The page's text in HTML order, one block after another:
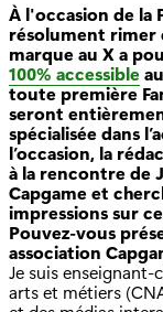
:
À l'occasion de la
résolument rimer
marque au X a
100% accessible
toute première
seront
spécialisée dans
l’occasion, la
à la rencontre de
Capgame et
impressions sur
Pouvez-vous
association
Je suis
arts et métiers